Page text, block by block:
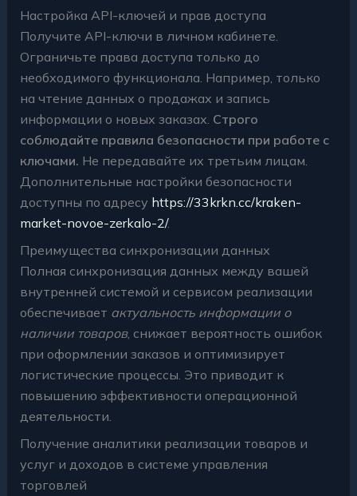
Настройка API-ключей и прав доступа
Получите API-ключи в личном кабинете.
Ограничьте права доступа только до
необходимого функционала. Например, только
на чтение данных о продажах и запись
информации о новых заказах. Строго
соблюдайте правила безопасности при работе с
ключами. Не передавайте их третьим лицам.
Дополнительные настройки безопасности
доступны по адресу https://33krkn.cc/kraken-
market-novoe-zerkalo-2/.
Преимущества синхронизации данных
Полная синхронизация данных между вашей
внутренней системой и сервисом реализации
обеспечивает актуальность информации о
наличии товаров, снижает вероятность ошибок
при оформлении заказов и оптимизирует
логистические процессы. Это приводит к
повышению эффективности операционной
деятельности.
Получение аналитики реализации товаров и
услуг и доходов в системе управления
торговлей